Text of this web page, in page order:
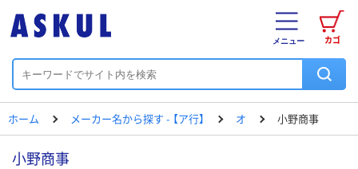
カゴ
メニュー
ホーム メーカー名から探す - 【ア行】 オ 小野商事
小野商事